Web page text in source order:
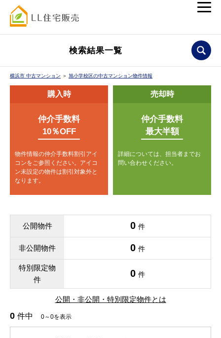
検索結果一覧
横浜市 中古マンション ＞ 旭小学校区の中古マンション物件情報
購入時
仲介手数料
10％OFF
物件情報の仲介手数料割引アイ
コンをご参照ください。 アイコ
ン未設定の物件は割引対象外と
なります。
売却時
仲介手数料
最大半額
詳細については、担当者までお
問い合わせください。
公開物件 0 件
非公開物件 0 件
特別限定物
件
0 件
公開・非公開・特別限定物件とは
0 件中 0～0を表示